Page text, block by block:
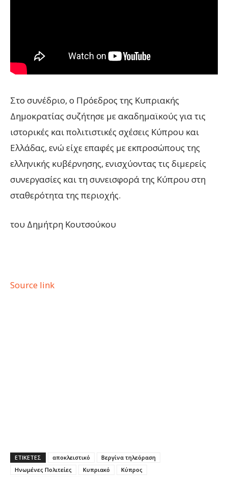
Στο συνέδριο, ο Πρόεδρος της Κυπριακής
Δημοκρατίας συζήτησε με ακαδημαϊκούς για τις
ιστορικές και πολιτιστικές σχέσεις Κύπρου και
Ελλάδας, ενώ είχε επαφές με εκπροσώπους της
ελληνικής κυβέρνησης, ενισχύοντας τις διμερείς
συνεργασίες και τη συνεισφορά της Κύπρου στη
σταθερότητα της περιοχής.
του Δημήτρη Κουτσούκου
Source link
ΕΤΙΚΕΤΕΣ αποκλειστικό
Βεργίνα τηλεόραση
Ηνωμένες Πολιτείες
Κυπριακό
Κύπρος